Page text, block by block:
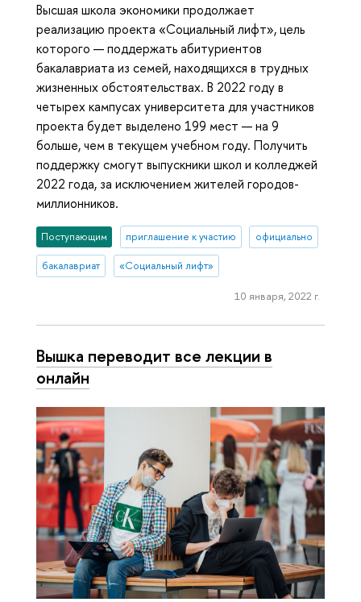
Высшая школа экономики продолжает
реализацию проекта «Социальный лифт», цель
которого — поддержать абитуриентов
бакалавриата из семей, находящихся в трудных
жизненных обстоятельствах. В 2022 году в
четырех кампусах университета для участников
проекта будет выделено 199 мест — на 9
больше, чем в текущем учебном году. Получить
поддержку смогут выпускники школ и колледжей
2022 года, за исключением жителей городов-
миллионников.
Поступающим приглашение к участию официально
бакалавриат «Социальный лифт»
10 января, 2022 г.
Вышка переводит все лекции в
онлайн